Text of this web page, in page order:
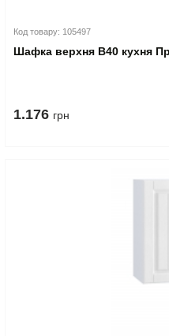
Код товару: 105497
Шафка верхня В40 кухня
1.176 грн